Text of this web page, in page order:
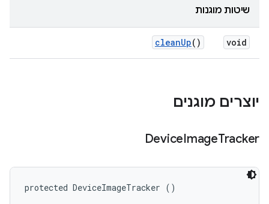
שיטות מוגנות
void
cleanUp()
יוצרים מוגנים
DeviceImageTracker
protected DeviceImageTracker ()